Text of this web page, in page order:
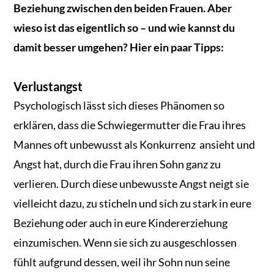
Beziehung zwischen den beiden Frauen. Aber
wieso ist das eigentlich so – und wie kannst du
damit besser umgehen? Hier ein paar Tipps:
Verlustangst
Psychologisch lässt sich dieses Phänomen so
erklären, dass die Schwiegermutter die Frau ihres
Mannes oft unbewusst als Konkurrenz ansieht und
Angst hat, durch die Frau ihren Sohn ganz zu
verlieren. Durch diese unbewusste Angst neigt sie
vielleicht dazu, zu sticheln und sich zu stark in eure
Beziehung oder auch in eure Kindererziehung
einzumischen. Wenn sie sich zu ausgeschlossen
fühlt aufgrund dessen, weil ihr Sohn nun seine